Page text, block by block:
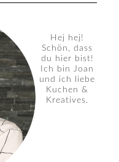
Hej hej!
Schön, dass
du hier bist!
Ich bin Joan
und ich liebe
Kuchen &
Kreatives.